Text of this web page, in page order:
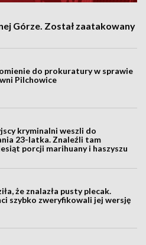
Górze. Został zaatakowany
do prokuratury w sprawie
Pilchowice
kryminalni weszli do
23-latka. Znaleźli tam
porcji marihuany i haszyszu
że znalazła pusty plecak.
szybko zweryfikowali jej wersję